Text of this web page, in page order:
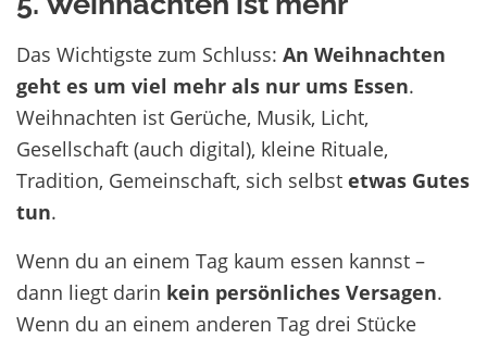
Das Wichtigste zum Schluss: An Weihnachten
geht es um viel mehr als nur ums Essen.
Weihnachten ist Gerüche, Musik, Licht,
Gesellschaft (auch digital), kleine Rituale,
Tradition, Gemeinschaft, sich selbst etwas Gutes
tun.
Wenn du an einem Tag kaum essen kannst –
dann liegt darin kein persönliches Versagen.
Wenn du an einem anderen Tag drei Stücke